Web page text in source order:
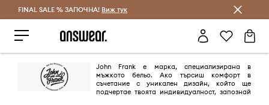
Спестявай с Answear Club
FINAL SALE % ЗАПОЧНА! Виж тук
John Frank е марка, специализирана в
мъжкото бельо. Ако търсиш комфорт в
съчетание с уникален дизайн, който ще
подчертае твоята индивидуалност, запознай